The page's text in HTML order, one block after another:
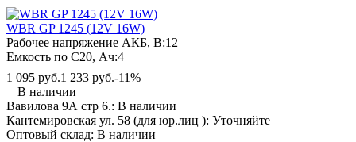
WBR GP 1245 (12V 16W)
Рабочее напряжение АКБ, B:12
Емкость по С20, Ач:4
1 095 руб.1 233 руб.-11%
В наличии
Вавилова 9А стр 6.: В наличии
Кантемировская ул. 58 (для юр.лиц ): Уточняйте
Оптовый склад: В наличии